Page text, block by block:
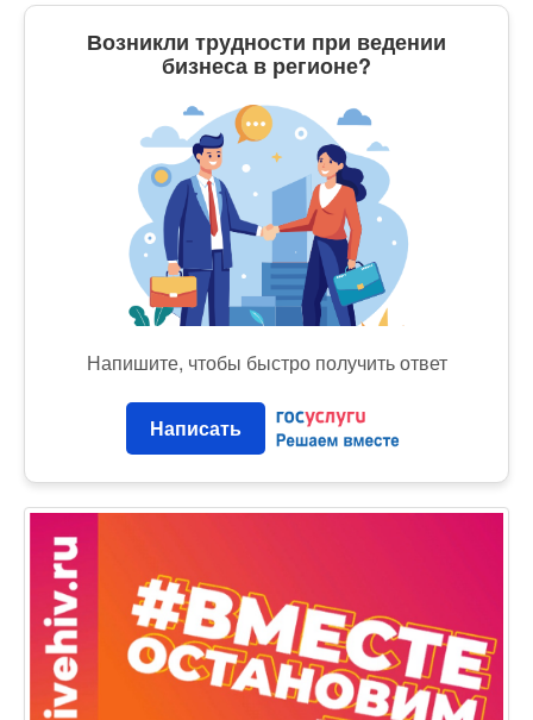
Возникли трудности при ведении
бизнеса в регионе?
Напишите, чтобы быстро получить ответ
Написать